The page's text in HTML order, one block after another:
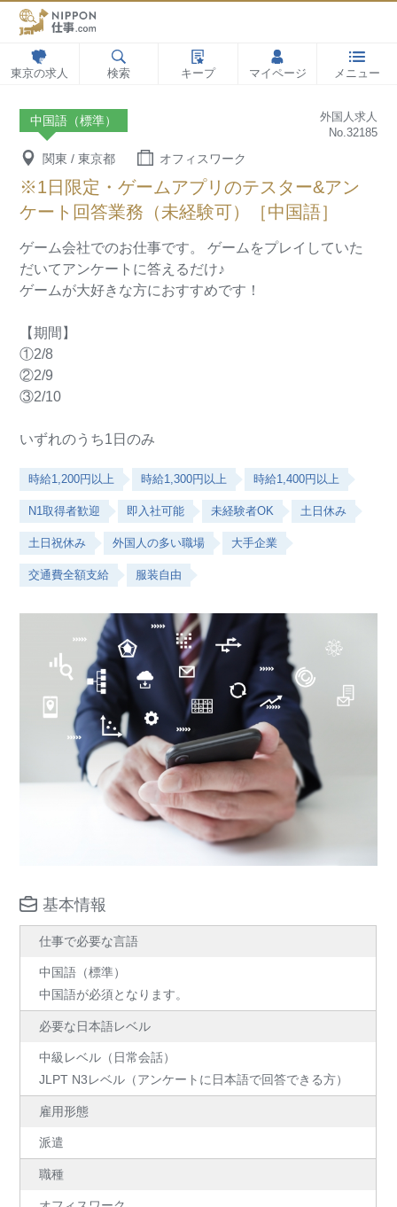
東京の求人 検索 キープ マイページ メニュー
中国語（標準）
外国人求人
No.32185
関東 / 東京都 オフィスワーク
※1日限定・ゲームアプリのテスター&アン
ケート回答業務（未経験可）［中国語］
ゲーム会社でのお仕事です。
ゲームをプレイしていた
だいてアンケートに答えるだけ♪
ゲームが大好きな方におすすめです！
【期間】
①2/8
②2/9
③2/10
いずれのうち1日のみ
時給1,200円以上 時給1,300円以上 時給1,400円以上
N1取得者歓迎 即入社可能 未経験者OK 土日休み
土日祝休み 外国人の多い職場 大手企業
交通費全額支給 服装自由
基本情報
仕事で必要な言語
中国語（標準）
中国語が必須となります。
必要な日本語レベル
中級レベル（日常会話）
JLPT N3レベル（アンケートに日本語で回答できる方）
雇用形態
派遣
職種